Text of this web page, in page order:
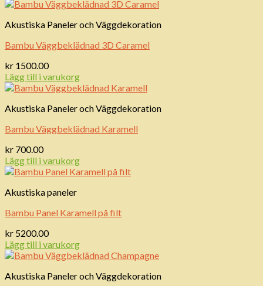
Akustiska Paneler och Väggdekoration
Bambu Väggbeklädnad 3D Caramel
kr 1500.00
Lägg till i varukorg
Akustiska Paneler och Väggdekoration
Bambu Väggbeklädnad Karamell
kr 700.00
Lägg till i varukorg
Akustiska paneler
Bambu Panel Karamell på filt
kr 5200.00
Lägg till i varukorg
Akustiska Paneler och Väggdekoration